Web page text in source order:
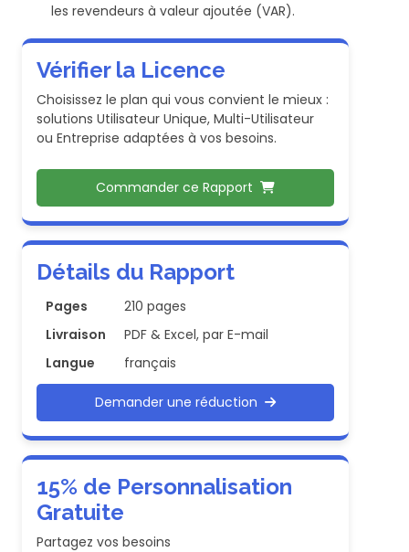
les revendeurs à valeur ajoutée (VAR).
Vérifier la Licence
Choisissez le plan qui vous convient le mieux :
solutions Utilisateur Unique, Multi-Utilisateur
ou Entreprise adaptées à vos besoins.
Commander ce Rapport
Détails du Rapport
Pages
210 pages
Livraison
PDF & Excel, par E-mail
Langue
français
Demander une réduction
15% de Personnalisation
Gratuite
Partagez vos besoins